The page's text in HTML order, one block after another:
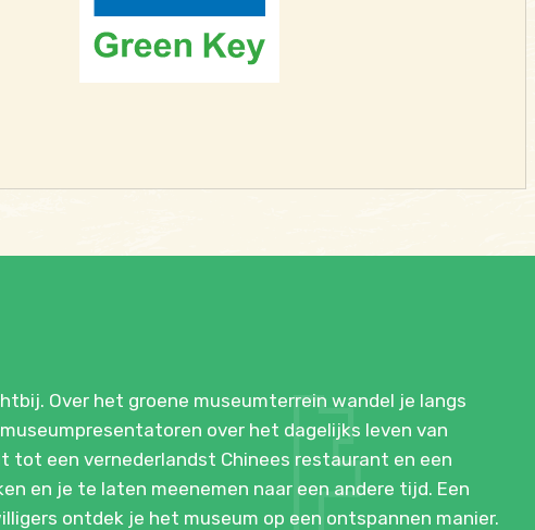
Over het groene museumterrein wandel je langs
over het dagelijks leven van
tot een vernederlandst Chinees restaurant en een
en je te laten meenemen naar een andere tijd. Een
ontdek je het museum op een ontspannen manier.